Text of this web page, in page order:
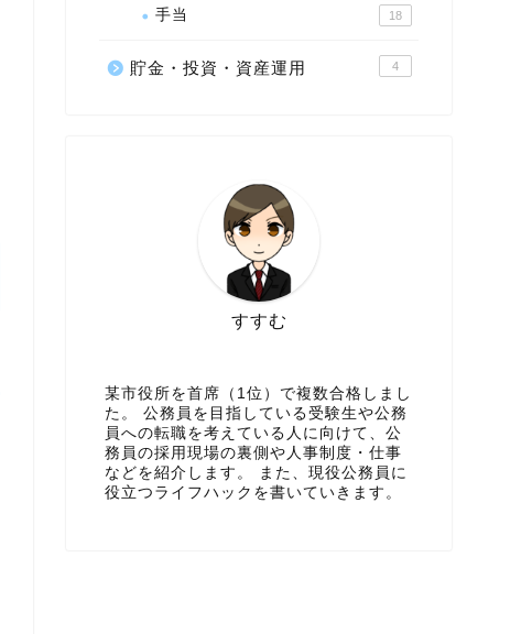
手当 18
貯金・投資・資産運用 4
すすむ
某市役所を首席（1位）で複数合格しまし
た。 公務員を目指している受験生や公務
員への転職を考えている人に向けて、公
務員の採用現場の裏側や人事制度・仕事
などを紹介します。 また、現役公務員に
役立つライフハックを書いていきます。